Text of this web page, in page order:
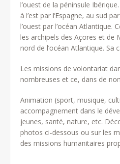
l’ouest de la péninsule
à l’est par l’Espagne, au sud
l’ouest par l’océan Atlantique.
les archipels des Açores et de
nord de l’océan Atlantique. Sa
Les missions de volontariat
nombreuses et ce, dans de
Animation (sport, musique,
accompagnement dans le
jeunes, santé, nature, etc.
photos ci-dessous ou sur les
des missions humanitaires